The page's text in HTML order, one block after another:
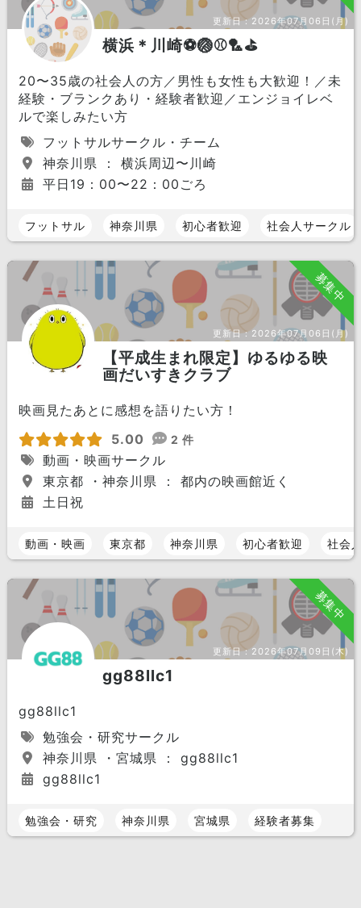
更新日：2026年07月06日(月)
横浜＊川崎⚽️🏐⚾️🏸⛳️
20〜35歳の社会人の方／男性も女性も大歓迎！／未
経験・ブランクあり・経験者歓迎／エンジョイレベ
ルで楽しみたい方
フットサルサークル・チーム
神奈川県 ： 横浜周辺〜川崎
平日19：00〜22：00ごろ
フットサル 神奈川県 初心者歓迎 社会人サークル
募集中
更新日：2026年07月06日(月)
【平成生まれ限定】ゆるゆる映
画だいすきクラブ
映画見たあとに感想を語りたい方！
5.00
2 件
動画・映画サークル
東京都 ・神奈川県 ： 都内の映画館近く
土日祝
動画・映画 東京都 神奈川県 初心者歓迎 社会
募集中
更新日：2026年07月09日(木)
gg88llc1
gg88llc1
勉強会・研究サークル
神奈川県 ・宮城県 ： gg88llc1
gg88llc1
勉強会・研究 神奈川県 宮城県 経験者募集